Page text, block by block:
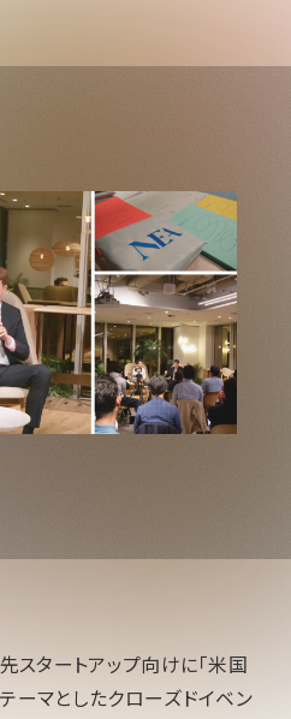
スタートアップ向けに「米国
ーマとしたクローズドイベン